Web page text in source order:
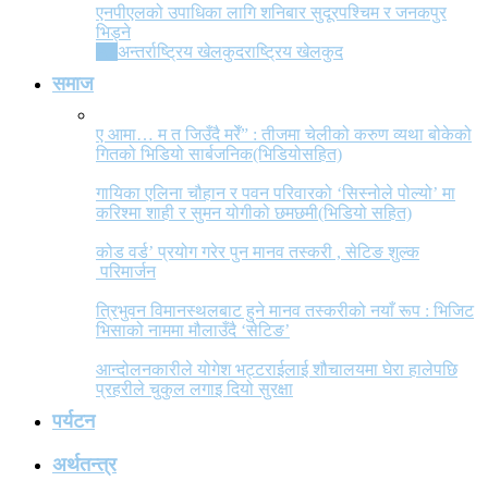
एनपीएलको उपाधिका लागि शनिबार सुदूरपश्चिम र जनकपुर
भिड्ने
अन्तर्राष्ट्रिय खेलकुदराष्ट्रिय खेलकुद
समाज
ए आमा… म त जिउँदै मरेँ” : तीजमा चेलीको करुण व्यथा बोकेको
गितको भिडियो सार्बजनिक(भिडियोसहित)
गायिका एलिना चौहान र पवन परिवारको ‘सिस्नोले पोल्यो’ मा
करिश्मा शाही र सुमन योगीको छमछमी(भिडियो सहित)
कोड वर्ड’ प्रयोग गरेर पुन मानव तस्करी , सेटिङ शुल्क
परिमार्जन
त्रिभुवन विमानस्थलबाट हुने मानव तस्करीको नयाँ रूप : भिजिट
भिसाको नाममा मौलाउँदै ‘सेटिङ’
आन्दोलनकारीले योगेश भट्टराईलाई शौचालयमा घेरा हालेपछि
प्रहरीले चुकुल लगाइ दियो सुरक्षा
पर्यटन
अर्थतन्त्र